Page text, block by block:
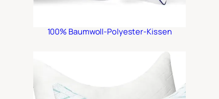
100% Baumwoll-Polyester-Kissen